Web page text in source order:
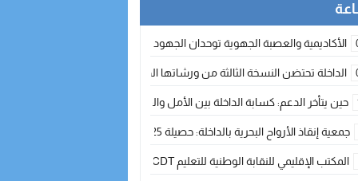
الأكاديمية والعصبة الجهوية توحدان الجهود لتطوير الممارسة الكروية بجهة
الداخلة تحتضن النسخة الثالثة من ورشاتها الدولية: تكوين متخصص في التراث
حين يتأخر الدعم: كسابة الداخلة بين الأمل والقلق ؟
جمعية إنقاذ الأرواح البحرية بالداخلة: حصيلة 2025 بين مهام الإنقاذ ومشروع “دار البحار”
المكتب الإقليمي للنقابة الوطنية للتعليم CDT يجتمع مع المدير الإقليمي لمناقشة ملفات جوهرية لنساء ورجال التعليم